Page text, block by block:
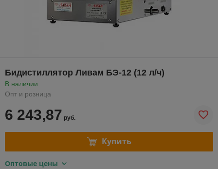
Бидистиллятор Ливам БЭ-12 (12 л/ч)
В наличии
Опт и розница
6 243,87 руб.
Купить
Оптовые цены